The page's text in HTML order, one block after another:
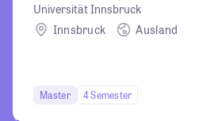
Universität Innsbruck
Innsbruck
Ausland
Master 4 Semester